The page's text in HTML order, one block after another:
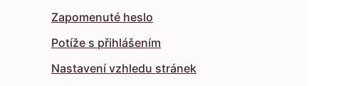
Zapomenuté heslo
Potíže s přihlášením
Nastavení vzhledu stránek